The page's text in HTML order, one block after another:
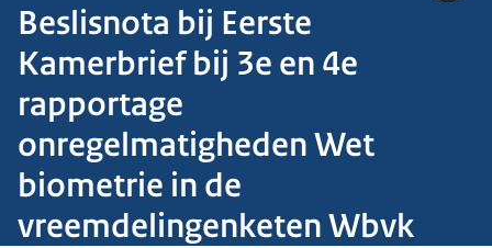
Beslisnota bij Eerste
Kamerbrief bij 3e en 4e
rapportage
onregelmatigheden Wet
biometrie in de
vreemdelingenketen Wbvk